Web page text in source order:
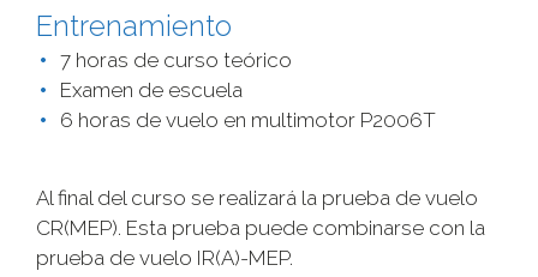
Entrenamiento
7 horas de curso teórico
Examen de escuela
6 horas de vuelo en multimotor P2006T
Al final del curso se realizará la prueba de vuelo
CR(MEP). Esta prueba puede combinarse con la
prueba de vuelo IR(A)-MEP.